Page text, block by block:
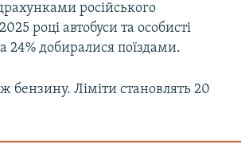
російського
році автобуси та особисті
24% добиралися поїздами.
Ліміти становлять 20